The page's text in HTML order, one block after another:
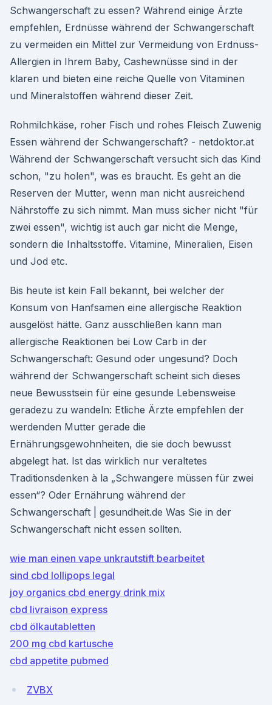
Schwangerschaft zu essen? Während einige Ärzte
empfehlen, Erdnüsse während der Schwangerschaft
zu vermeiden ein Mittel zur Vermeidung von Erdnuss-
Allergien in Ihrem Baby, Cashewnüsse sind in der
klaren und bieten eine reiche Quelle von Vitaminen
und Mineralstoffen während dieser Zeit.
Rohmilchkäse, roher Fisch und rohes Fleisch Zuwenig
Essen während der Schwangerschaft? - netdoktor.at
Während der Schwangerschaft versucht sich das Kind
schon, "zu holen", was es braucht. Es geht an die
Reserven der Mutter, wenn man nicht ausreichend
Nährstoffe zu sich nimmt. Man muss sicher nicht "für
zwei essen", wichtig ist auch gar nicht die Menge,
sondern die Inhaltsstoffe. Vitamine, Mineralien, Eisen
und Jod etc.
Bis heute ist kein Fall bekannt, bei welcher der
Konsum von Hanfsamen eine allergische Reaktion
ausgelöst hätte. Ganz ausschließen kann man
allergische Reaktionen bei Low Carb in der
Schwangerschaft: Gesund oder ungesund? Doch
während der Schwangerschaft scheint sich dieses
neue Bewusstsein für eine gesunde Lebensweise
geradezu zu wandeln: Etliche Ärzte empfehlen der
werdenden Mutter gerade die
Ernährungsgewohnheiten, die sie doch bewusst
abgelegt hat. Ist das wirklich nur veraltetes
Traditionsdenken à la „Schwangere müssen für zwei
essen“? Oder Ernährung während der
Schwangerschaft | gesundheit.de Was Sie in der
Schwangerschaft nicht essen sollten.
wie man einen vape unkrautstift bearbeitet
sind cbd lollipops legal
joy organics cbd energy drink mix
cbd livraison express
cbd ölkautabletten
200 mg cbd kartusche
cbd appetite pubmed
ZVBX